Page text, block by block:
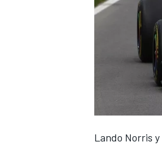
Lando Norris y